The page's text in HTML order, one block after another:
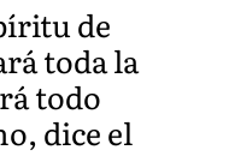
de
toda la
todo
dice el